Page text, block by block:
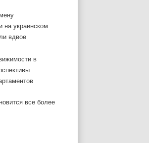
на украинском
вдвое
в
все более